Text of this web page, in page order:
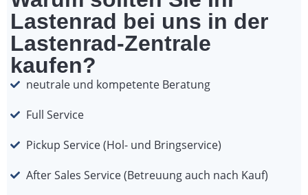
Lastenrad bei uns in der
Lastenrad-Zentrale
kaufen?
neutrale und kompetente Beratung
Full Service
Pickup Service (Hol- und Bringservice)
After Sales Service (Betreuung auch nach Kauf)